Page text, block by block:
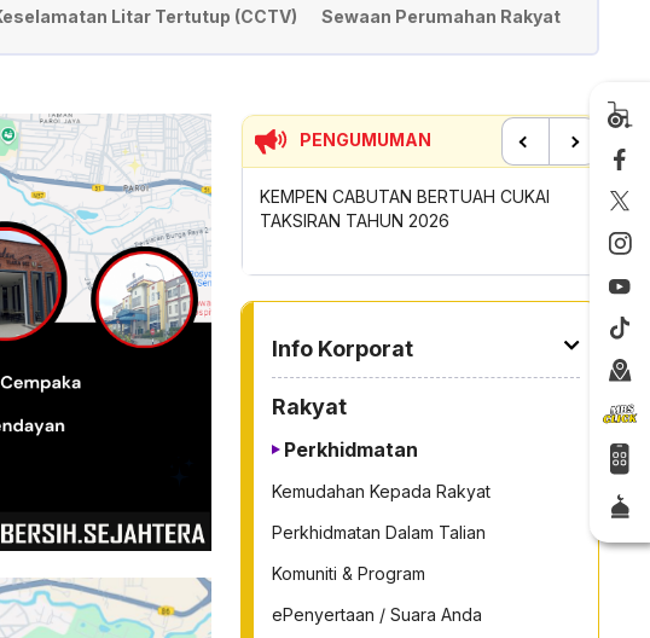
Litar Tertutup (CCTV) Sewaan Perumahan Rakyat
PENGUMUMAN
CABUTAN BERTUAH CUKAI
TAHUN 2026
SUMBANGAN INSENTIF AKTIVITI
GOTONG-ROYONG MBS TAHUN 2026
Info Korporat
Rakyat
Perkhidmatan
Kemudahan Kepada Rakyat
Perkhidmatan Dalam Talian
Komuniti & Program
ePenyertaan / Suara Anda